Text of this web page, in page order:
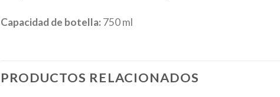
Capacidad de botella:750 ml
PRODUCTOS RELACIONADOS